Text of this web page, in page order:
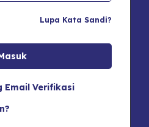
Lupa Kata Sandi?
Email Verifikasi